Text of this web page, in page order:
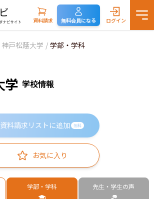
資料請求 無料会員になる ログイン
神戸松蔭大学 / 学部・学科
学 学校情報
資料請求リストに追加 無料
お気に入り
学部・学科 先生・学生の声